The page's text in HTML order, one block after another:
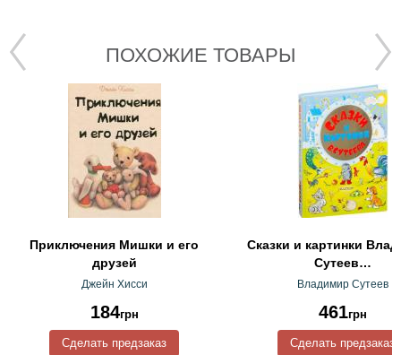
ПОХОЖИЕ ТОВАРЫ
Приключения Мишки и его
друзей
Джейн Хисси
184грн
Сделать предзаказ
Сказки и картинки
Сутеев…
Владимир Сутеев
461грн
Сделать предзаказ